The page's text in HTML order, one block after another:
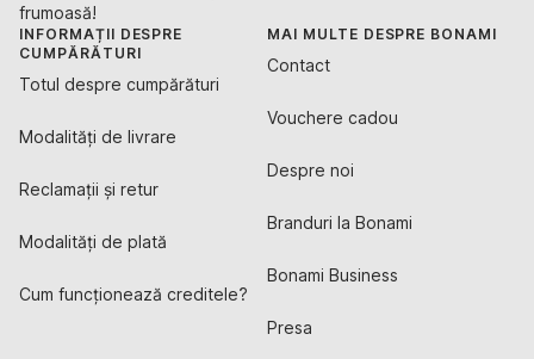
frumoasă!
INFORMAȚII DESPRE
CUMPĂRĂTURI
Totul despre cumpărături
Modalități de livrare
Reclamații și retur
Modalități de plată
Cum funcționează creditele?
MAI MULTE DESPRE BONAMI
Contact
Vouchere cadou
Despre noi
Branduri la Bonami
Bonami Business
Presa